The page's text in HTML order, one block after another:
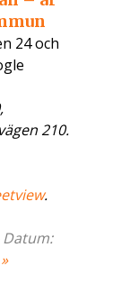
24 och
210.
.